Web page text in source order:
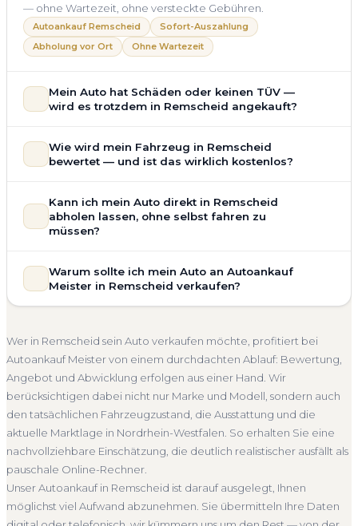
— ohne Wartezeit, ohne versteckte Gebühren.
Autoankauf Remscheid
Sofort-Auszahlung
Abholung vor Ort
Ohne Wartezeit
Mein Auto hat Schäden oder keinen TÜV —
wird es trotzdem in Remscheid angekauft?
Motorschaden, Getriebeschaden, abgelaufenem TÜV oder
allgemeinem Reparaturbedarf direkt in Remscheid an. Der
Bewertung ein. Anders als Online-Rechner berücksichtigen
wir den realen Zustand und die aktuelle Nachfrage für eine
Getriebeschaden
Faire Bewertung
Wie wird mein Fahrzeug in Remscheid
bewertet — und ist das wirklich kostenlos?
Remscheid ist vollständig kostenlos und unverbindlich. Wir
prüfen Marke, Modell, Baujahr, Kilometerstand, Ausstattung,
Einschätzung, die nah am tatsächlichen Verkaufspreis liegt —
speziell für den Markt in Nordrhein-Westfalen.
Kann ich mein Auto direkt in Remscheid
abholen lassen, ohne selbst fahren zu
müssen?
umfasst die kostenlose Abholung direkt an Ihrer Adresse —
egal ob zu Hause, am Arbeitsplatz oder an einem Treffpunkt
erfolgt direkt bei Übergabe, auf Wunsch übernehmen wir
auch die Abmeldung.
Abholung Remscheid Nicht fahrbereit
Barzahlung
Abmeldung inklusive
Warum sollte ich mein Auto an Autoankauf
Meister in Remscheid verkaufen?
deutschlandweit an — auch in Remscheid und ganz
Nordrhein-Westfalen. Sie erhalten eine kostenlose
Bewertung, ein verbindliches Angebot und auf Wunsch den
kompletten Service von der Abholung bis zur Abmeldung.
Über 4.800 zufriedene Kunden sprechen für sich.
Seit 2010 4.800+ Ankäufe
Komplettservice
Nordrhein-Westfalen
Wer in Remscheid sein Auto verkaufen möchte, profitiert bei
Autoankauf Meister von einem durchdachten Ablauf: Bewertung,
Angebot und Abwicklung erfolgen aus einer Hand. Wir
berücksichtigen dabei nicht nur Marke und Modell, sondern auch
den tatsächlichen Fahrzeugzustand, die Ausstattung und die
aktuelle Marktlage in Nordrhein-Westfalen. So erhalten Sie eine
nachvollziehbare Einschätzung, die deutlich realistischer ausfällt als
pauschale Online-Rechner.
Unser Autoankauf in Remscheid ist darauf ausgelegt, Ihnen
möglichst viel Aufwand abzunehmen. Sie übermitteln Ihre Daten